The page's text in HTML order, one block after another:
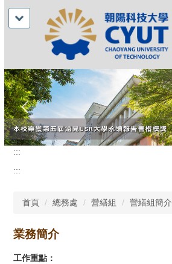
:::
:::
首頁 總務處 營繕組 營繕組簡介
業務簡介
工作重點：